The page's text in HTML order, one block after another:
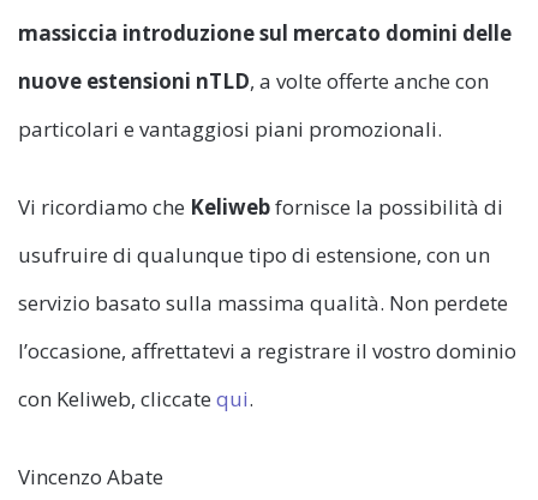
massiccia introduzione sul mercato domini delle
nuove estensioni nTLD, a volte offerte anche con
particolari e vantaggiosi piani promozionali.
Vi ricordiamo che Keliwebfornisce la possibilità di
usufruire di qualunque tipo di estensione, con un
servizio basato sulla massima qualità. Non perdete
l’occasione, affrettatevi a registrare il vostro dominio
con Keliweb, cliccate qui.
Vincenzo Abate